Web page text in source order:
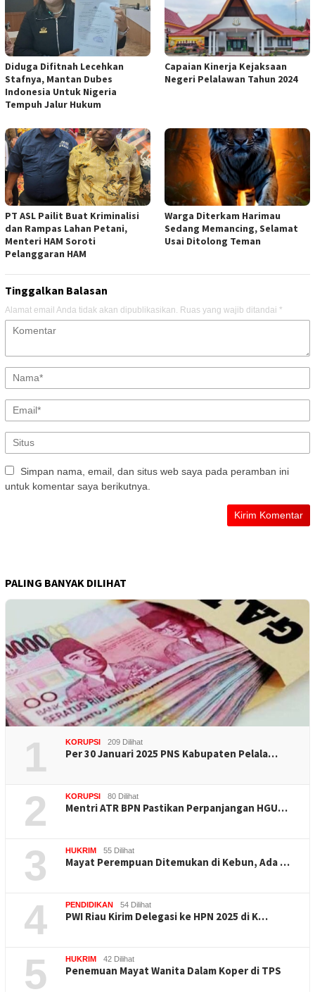
Diduga Difitnah Lecehkan
Stafnya, Mantan Dubes
Indonesia Untuk Nigeria
Tempuh Jalur Hukum
Capaian Kinerja Kejaksaan
Negeri Pelalawan Tahun 2024
PT ASL Pailit Buat Kriminalisi
dan Rampas Lahan Petani,
Menteri HAM Soroti
Pelanggaran HAM
Warga Diterkam Harimau
Sedang Memancing, Selamat
Usai Ditolong Teman
Tinggalkan Balasan
Alamat email Anda tidak akan dipublikasikan. Ruas yang wajib ditandai *
Simpan nama, email, dan situs web saya pada peramban ini
untuk komentar saya berikutnya.
PALING BANYAK DILIHAT
1 KORUPSI 209 Dilihat
Per 30 Januari 2025 PNS Kabupaten Pelala…
2 KORUPSI 80 Dilihat
Mentri ATR BPN Pastikan Perpanjangan HGU…
3 HUKRIM 55 Dilihat
Mayat Perempuan Ditemukan di Kebun, Ada …
4 PENDIDIKAN 54 Dilihat
PWI Riau Kirim Delegasi ke HPN 2025 di K…
5 HUKRIM 42 Dilihat
Penemuan Mayat Wanita Dalam Koper di TPS